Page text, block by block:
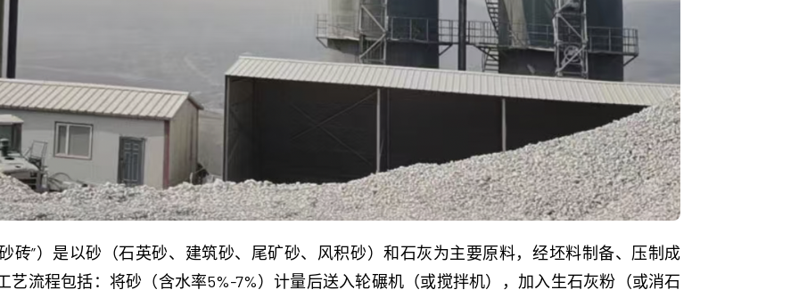
砖”）是以砂（石英砂、建筑砂、尾矿砂、风积砂）和石灰为主要原料，经坯料制备、压制成
艺流程包括：将砂（含水率5%-7%）计量后送入轮碾机（或搅拌机），加入生石灰粉（或消石